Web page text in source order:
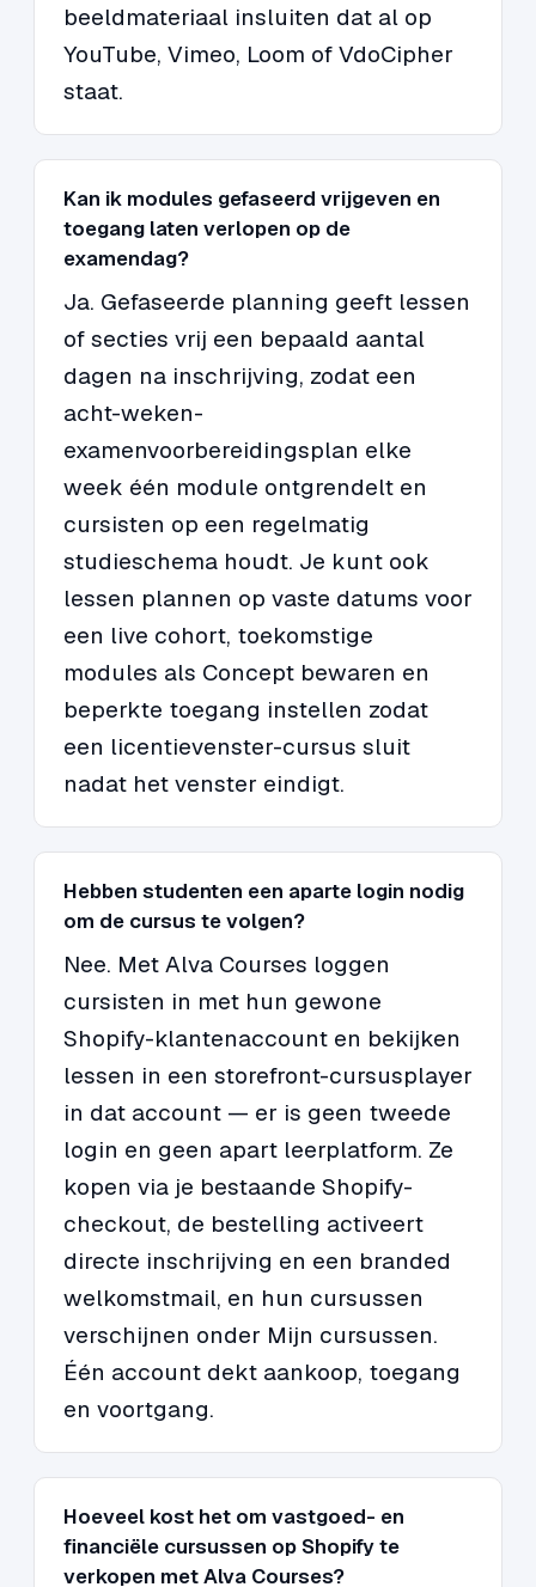
beeldmateriaal insluiten dat al op
YouTube, Vimeo, Loom of VdoCipher
staat.
Kan ik modules gefaseerd vrijgeven en
toegang laten verlopen op de
examendag?
Ja. Gefaseerde planning geeft lessen
of secties vrij een bepaald aantal
dagen na inschrijving, zodat een
acht-weken-
examenvoorbereidingsplan elke
week één module ontgrendelt en
cursisten op een regelmatig
studieschema houdt. Je kunt ook
lessen plannen op vaste datums voor
een live cohort, toekomstige
modules als Concept bewaren en
beperkte toegang instellen zodat
een licentievenster-cursus sluit
nadat het venster eindigt.
Hebben studenten een aparte login nodig
om de cursus te volgen?
Nee. Met Alva Courses loggen
cursisten in met hun gewone
Shopify-klantenaccount en bekijken
lessen in een storefront-cursusplayer
in dat account — er is geen tweede
login en geen apart leerplatform. Ze
kopen via je bestaande Shopify-
checkout, de bestelling activeert
directe inschrijving en een branded
welkomstmail, en hun cursussen
verschijnen onder Mijn cursussen.
Één account dekt aankoop, toegang
en voortgang.
Hoeveel kost het om vastgoed- en
financiële cursussen op Shopify te
verkopen met Alva Courses?